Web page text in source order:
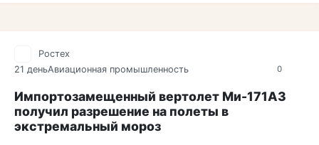
0
Ростех
21 деньАвиационная промышленность
Импортозамещенный вертолет Ми-171А3
получил разрешение на полеты в
экстремальный мороз